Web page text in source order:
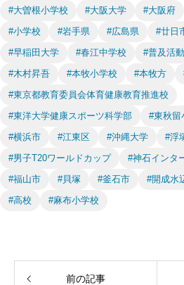
#大曽根小学校
#大阪大学 #大阪府
#小学校
#岩手県 #広島県 #廿日
#早稲田大学
#春江中学校 #普及活動
#木村昇吾
#本牧小学校 #本牧方
#東京都教育委員会体育健康教育推進校
#東洋大学健康スポーツ科学部
#東秋留
#横浜市
#江東区 #沖縄大学 #浮
#男子T20ワールドカップ
#神石インタ
#福山市
#貝塚 #釜石市 #開成水
#高校
#麻布小学校
前の記事